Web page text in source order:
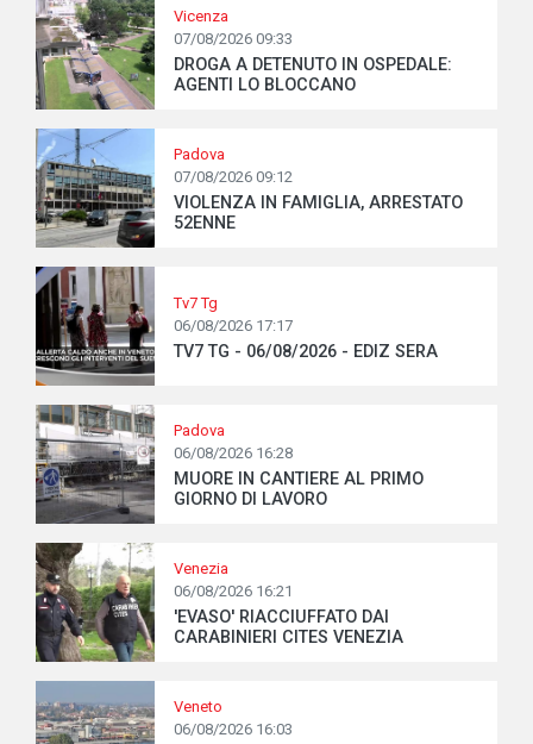
Vicenza
07/08/2026 09:33
DROGA A DETENUTO IN OSPEDALE:
AGENTI LO BLOCCANO
Padova
07/08/2026 09:12
VIOLENZA IN FAMIGLIA, ARRESTATO
52ENNE
Tv7 Tg
06/08/2026 17:17
TV7 TG - 06/08/2026 - EDIZ SERA
Padova
06/08/2026 16:28
MUORE IN CANTIERE AL PRIMO
GIORNO DI LAVORO
Venezia
06/08/2026 16:21
'EVASO' RIACCIUFFATO DAI
CARABINIERI CITES VENEZIA
Veneto
06/08/2026 16:03